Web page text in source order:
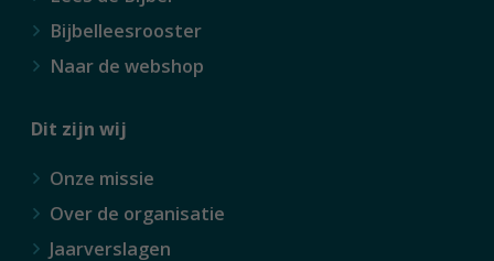
Bijbelleesrooster
Naar de webshop
Dit zijn wij
Onze missie
Over de organisatie
Jaarverslagen